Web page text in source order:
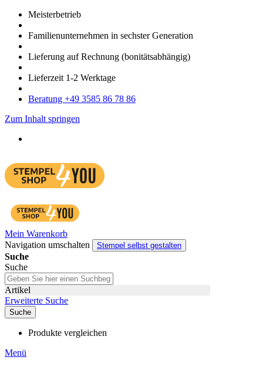
Meister­betrieb
Familien­unter­nehmen in sechster Gene­ration
Lieferung auf Rech­nung (bonitätsabhängig)
Liefer­zeit 1-2 Werk­tage
Bera­tung +49 3585 86 78 86
Zum Inhalt springen
Mein Warenkorb
Navigation umschalten
Stempel selbst gestalten
Suche
Suche
Artikel
Erweiterte Suche
Suche
Produkte vergleichen
Menü